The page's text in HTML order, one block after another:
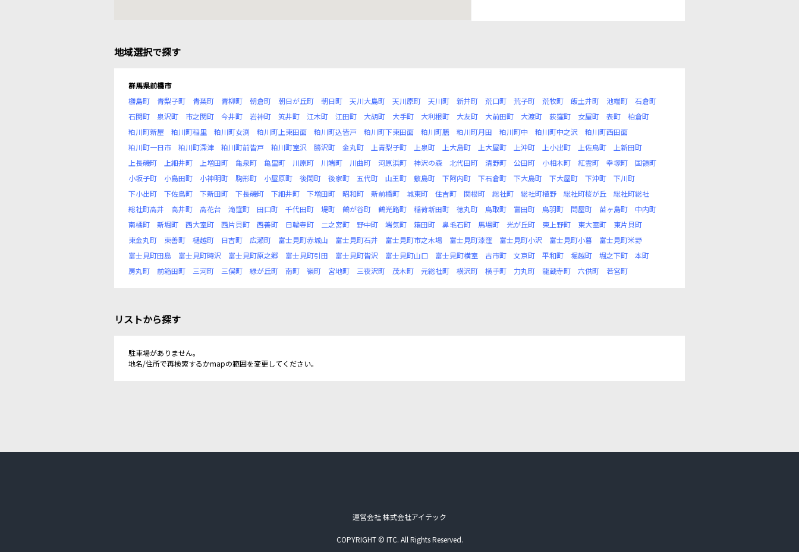
地域選択で探す
群馬県前橋市
橳島町
青梨子町 青葉町 青柳町 朝倉町 朝日が丘町 朝日町 天川大島町 天川原町 天川町 新井町 荒口町 荒子町 荒牧町 飯土井町 池端町
石倉町
石関町
泉沢町 市之関町 今井町 岩神町 笂井町 江木町 江田町 大胡町 大手町 大利根町 大友町 大前田町 大渡町 荻窪町 女屋町 表町
柏倉町
粕川町新屋
粕川町稲里 粕川町女渕 粕川町上東田面 粕川町込皆戸 粕川町下東田面 粕川町膳 粕川町月田 粕川町中 粕川町中之沢
粕川町西田面
粕川町一日市
粕川町深津 粕川町前皆戸 粕川町室沢 勝沢町 金丸町 上青梨子町 上泉町 上大島町 上大屋町 上沖町 上小出町 上佐鳥町
上新田町
上長磯町
上細井町 上増田町 亀泉町 亀里町 川原町 川端町 川曲町 河原浜町 神沢の森 北代田町 清野町 公田町 小相木町 紅雲町 幸塚町
国領町
小坂子町
小島田町 小神明町 駒形町 小屋原町 後閑町 後家町 五代町 山王町 敷島町 下阿内町 下石倉町 下大島町 下大屋町 下沖町
下川町
下小出町
下佐鳥町 下新田町 下長磯町 下細井町 下増田町 昭和町 新前橋町 城東町 住吉町 関根町 総社町 総社町植野 総社町桜が丘
総社町総社
総社町高井
高井町 高花台 滝窪町 田口町 千代田町 堤町 鶴が谷町 鶴光路町 稲荷新田町 徳丸町 鳥取町 富田町 鳥羽町 問屋町 苗ヶ島町
中内町
南橘町
新堀町 西大室町 西片貝町 西善町 日輪寺町 二之宮町 野中町 端気町 箱田町 鼻毛石町 馬場町 光が丘町 東上野町 東大室町
東片貝町
東金丸町
東善町 樋越町 日吉町 広瀬町 富士見町赤城山 富士見町石井 富士見町市之木場 富士見町漆窪 富士見町小沢 富士見町小暮
富士見町米野
富士見町田島
富士見町時沢 富士見町原之郷 富士見町引田 富士見町皆沢 富士見町山口 富士見町横室 古市町 文京町 平和町 堀越町 堀之下町
本町
房丸町
前箱田町 三河町 三俣町 緑が丘町 南町 嶺町 宮地町 三夜沢町 茂木町 元総社町 横沢町 横手町 力丸町 龍蔵寺町 六供町 若宮町
リストから探す
駐車場がありません。
地名/住所で再検索するかmapの範囲を変更してください。
運営会社 株式会社アイテック
COPYRIGHT © ITC. All Rights Reserved.